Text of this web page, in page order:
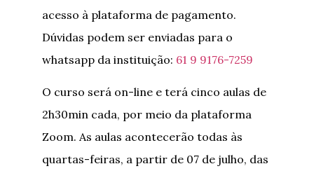
acesso à plataforma de pagamento.
Dúvidas podem ser enviadas para o
whatsapp da instituição: 61 9 9176-7259
O curso será on-line e terá cinco aulas de
2h30min cada, por meio da plataforma
Zoom. As aulas acontecerão todas às
quartas-feiras, a partir de 07 de julho, das